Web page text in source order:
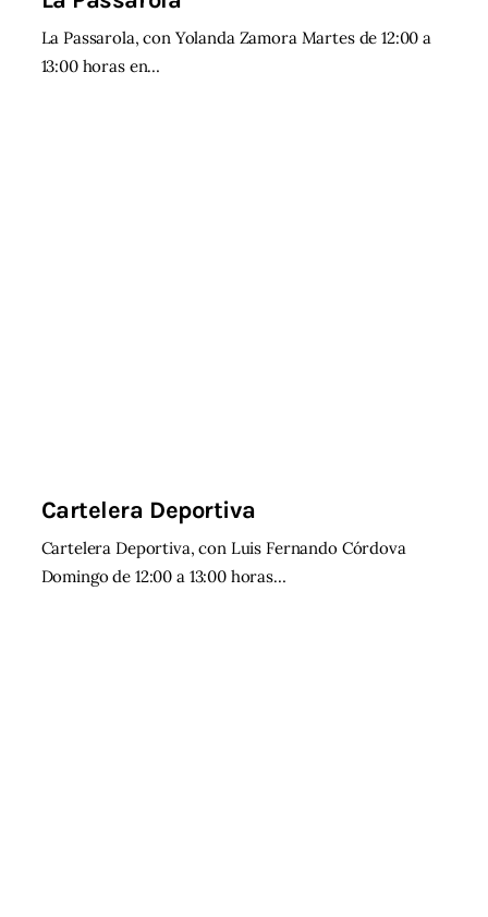
La Passarola, con Yolanda Zamora Martes de 12:00 a
13:00 horas en…
Cartelera Deportiva
Cartelera Deportiva, con Luis Fernando Córdova
Domingo de 12:00 a 13:00 horas…